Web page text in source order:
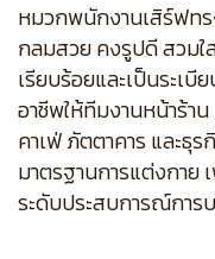
หมวกพนักงานเสิร์ฟท
กลมสวย คงรูปดี สวมใ
เรียบร้อยและเป็นระเ
อาชีพให้ทีมงานหน้าร้าน
คาเฟ่ ภัตตาคาร และธุ
มาตรฐานการแต่งกาย
ระดับประสบการณ์กา